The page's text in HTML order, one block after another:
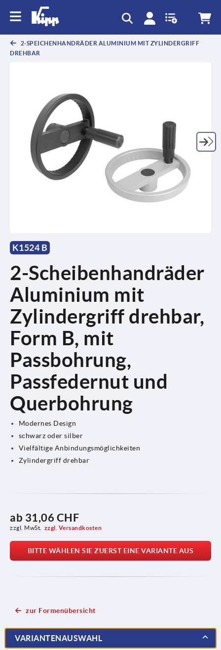
2-SPEICHENHANDRÄDER ALUMINIUM MIT ZYLINDERGRIFF
DREHBAR
K1524 B
2-Scheibenhandräder
Aluminium mit
Zylindergriff drehbar,
Form B, mit
Passbohrung,
Passfedernut und
Querbohrung
Modernes Design
schwarz oder silber
Vielfältige Anbindungsmöglichkeiten
Zylindergriff drehbar
ab 31,06 CHF
zzgl. MwSt. zzgl. Versandkosten
BITTE WÄHLEN SIE ZUERST EINE VARIANTE AUS
zur Formenübersicht
VARIANTENAUSWAHL